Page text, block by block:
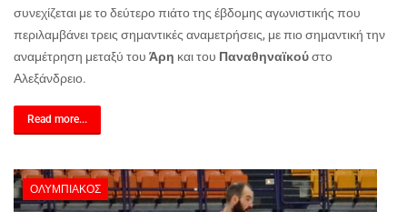
συνεχίζεται με το δεύτερο πιάτο της έβδομης αγωνιστικής που
περιλαμβάνει τρεις σημαντικές αναμετρήσεις, με πιο σημαντική την
αναμέτρηση μεταξύ του Άρη και του Παναθηναϊκούστο
Αλεξάνδρειο.
Read more...
ΟΛΥΜΠΙΑΚΌΣ